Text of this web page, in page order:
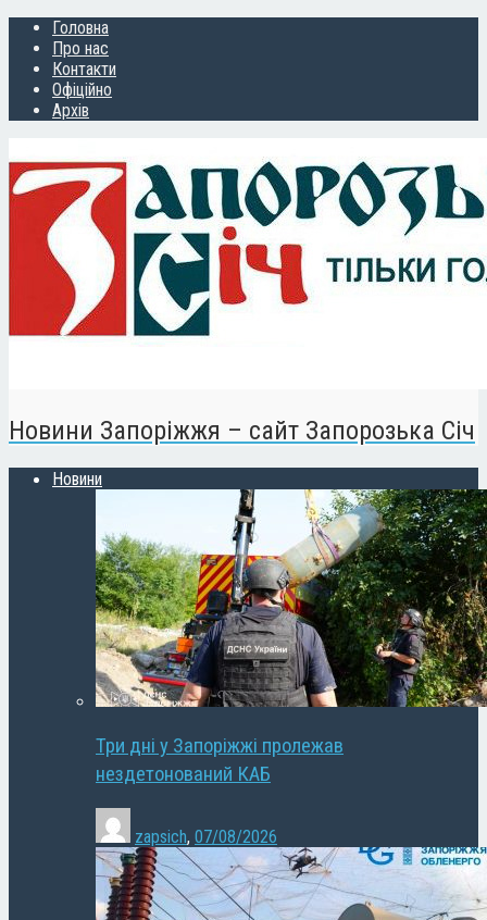
Головна
Про нас
Контакти
Офіційно
Архів
Новини Запоріжжя – сайт Запорозька Січ
Новини
Три дні у Запоріжжі пролежав
нездетонований КАБ
zapsich, 07/08/2026